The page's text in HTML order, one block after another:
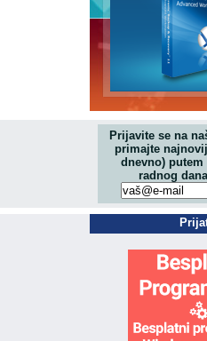
Prijavite se na
primajte
dnevno) putem
radnog